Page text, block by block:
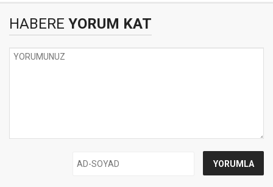
HABERE YORUM KAT